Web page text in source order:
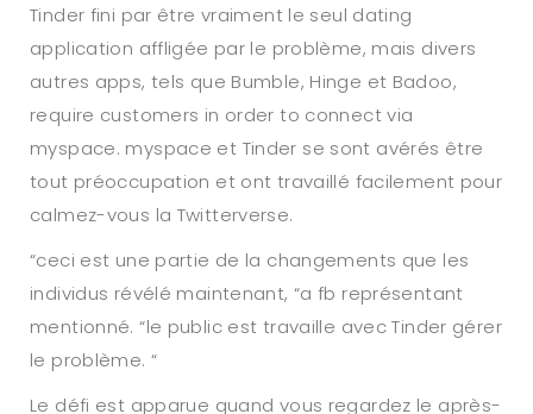
Tinder fini par être vraiment le seul dating
application affligée par le problème, mais divers
autres apps, tels que Bumble, Hinge et Badoo,
require customers in order to connect via
myspace. myspace et Tinder se sont avérés être
tout préoccupation et ont travaillé facilement pour
calmez-vous la Twitterverse.
“ceci est une partie de la changements que les
individus révélé maintenant, “a fb représentant
mentionné. “le public est travaille avec Tinder gérer
le problème. “
Le défi est apparue quand vous regardez le après-